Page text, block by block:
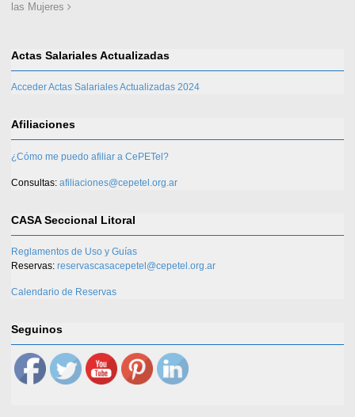
las Mujeres
Actas Salariales Actualizadas
Acceder Actas Salariales Actualizadas 2024
Afiliaciones
¿Cómo me puedo afiliar a CePETel?
Consultas: afiliaciones@cepetel.org.ar
CASA Seccional Litoral
Reglamentos de Uso y Guías
Reservas: reservascasacepetel@cepetel.org.ar
Calendario de Reservas
Seguinos